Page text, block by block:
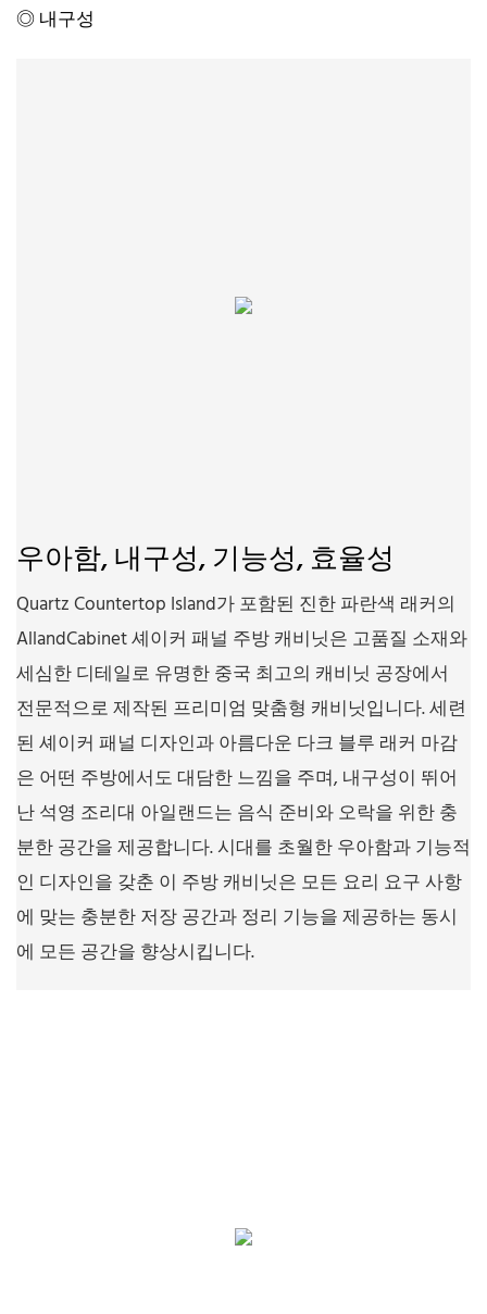
◎ 내구성
우아함, 내구성, 기능성, 효율성
Quartz Countertop Island가 포함된 진한 파란색 래커의
AllandCabinet 셰이커 패널 주방 캐비닛은 고품질 소재와
세심한 디테일로 유명한 중국 최고의 캐비닛 공장에서
전문적으로 제작된 프리미엄 맞춤형 캐비닛입니다. 세련
된 셰이커 패널 디자인과 아름다운 다크 블루 래커 마감
은 어떤 주방에서도 대담한 느낌을 주며, 내구성이 뛰어
난 석영 조리대 아일랜드는 음식 준비와 오락을 위한 충
분한 공간을 제공합니다. 시대를 초월한 우아함과 기능적
인 디자인을 갖춘 이 주방 캐비닛은 모든 요리 요구 사항
에 맞는 충분한 저장 공간과 정리 기능을 제공하는 동시
에 모든 공간을 향상시킵니다.